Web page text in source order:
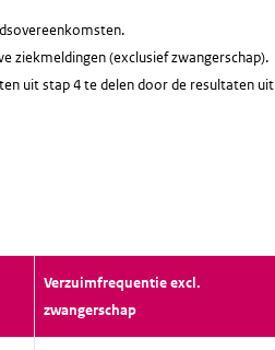
ziekmeldingen (exclusief zwangerschap).
uit stap 4 te delen door de resultaten uit
Verzuimfrequentie excl.
zwangerschap